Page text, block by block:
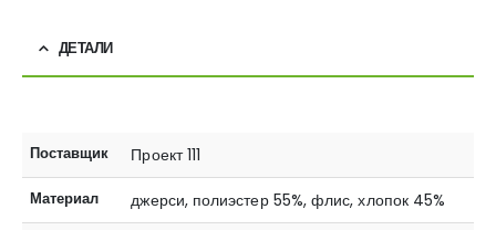
ДЕТАЛИ
Поставщик Проект 111
Материал джерси, полиэстер 55%, флис, хлопок 45%